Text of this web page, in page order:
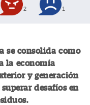
2 1
se consolida como
la economía
y generación
desafíos en